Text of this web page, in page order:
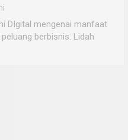
DIgital mengenai manfaat
berbisnis. Lidah